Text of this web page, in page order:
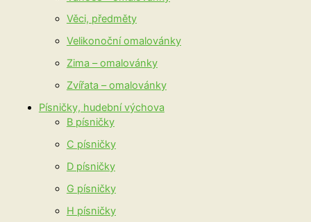
Věci, předměty
Velikonoční omalovánky
Zima – omalovánky
Zvířata – omalovánky
Písničky, hudební výchova
B písničky
C písničky
D písničky
G písničky
H písničky